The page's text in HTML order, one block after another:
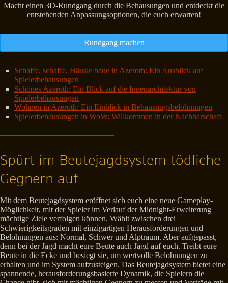
Macht einen 3D-Rundgang durch die Behausungen und entdeckt die
entstehenden Anpassungsoptionen, die euch erwarten!
Rundgang machen
Schaffe, schaffe, Häusle baue in Azeroth: Ein Ausblick auf
Spielerbehausungen
Schönes Azeroth: Ein Blick auf die Innenarchitektur von
Spielerbehausungen
Wohnen in Azeroth: Ein Einblick in Behausungsbelohnungen
Spielerbehausungen in WoW: Willkommen in der Nachbarschaft
Spürt im Beutejagdsystem tödliche
Gegnern auf
Mit dem Beutejagdsystem eröffnet sich euch eine neue Gameplay-
Möglichkeit, mit der Spieler im Verlauf der Midnight-Erweiterung
mächtige Ziele verfolgen können. Wählt zwischen drei
Schwierigkeitsgraden mit einzigartigen Herausforderungen und
Belohnungen aus: Normal, Schwer und Alptraum. Aber aufgepasst,
denn bei der Jagd macht eure Beute auch Jagd auf euch. Treibt eure
Beute in die Ecke und besiegt sie, um wertvolle Belohnungen zu
erhalten und im System aufzusteigen. Das Beutejagdsystem bietet eine
spannende, herausforderungsbasierte Dynamik, die Spielern die